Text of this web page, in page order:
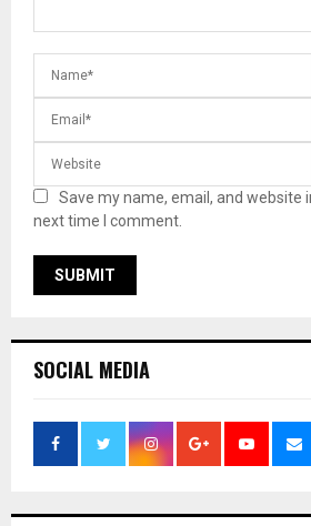
Save my name, email, and website
next time I comment.
SOCIAL MEDIA